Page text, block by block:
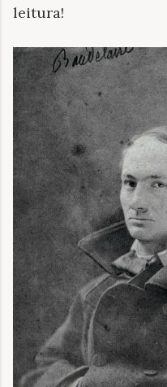
leitura!